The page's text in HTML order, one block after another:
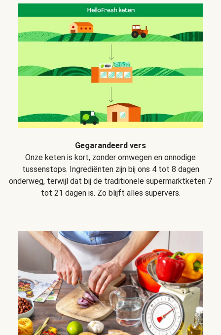
Gegarandeerd vers
Onze keten is kort, zonder omwegen en onnodige
tussenstops. Ingrediënten zijn bij ons 4 tot 8 dagen
onderweg, terwijl dat bij de traditionele supermarktketen 7
tot 21 dagen is. Zo blijft alles supervers.